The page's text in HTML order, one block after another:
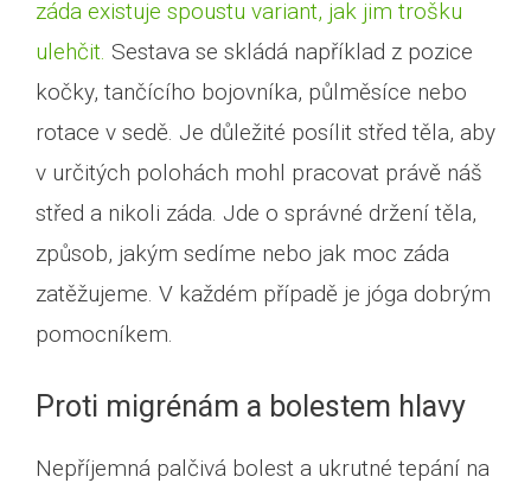
záda existuje spoustu variant, jak jim trošku
ulehčit. Sestava se skládá například z pozice
kočky, tančícího bojovníka, půlměsíce nebo
rotace v sedě. Je důležité posílit střed těla, aby
v určitých polohách mohl pracovat právě náš
střed a nikoli záda. Jde o správné držení těla,
způsob, jakým sedíme nebo jak moc záda
zatěžujeme. V každém případě je jóga dobrým
pomocníkem.
Proti migrénám a bolestem hlavy
Nepříjemná palčivá bolest a ukrutné tepání na